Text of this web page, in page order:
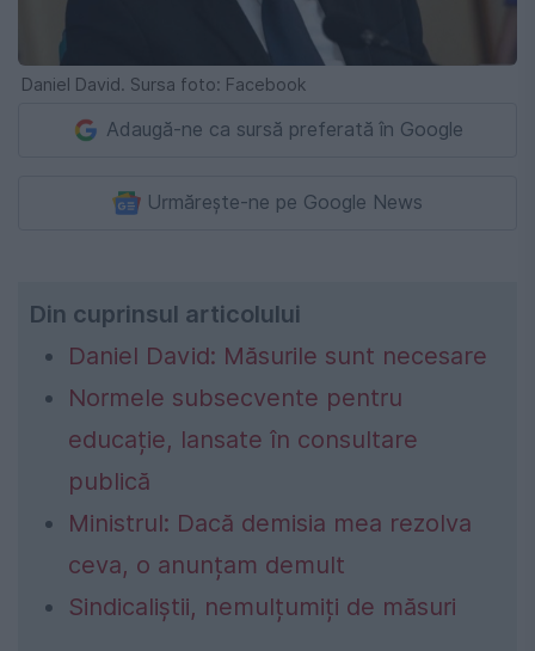
Daniel David. Sursa foto: Facebook
Adaugă-ne ca sursă preferată în Google
Urmărește-ne pe Google News
Din cuprinsul articolului
Daniel David: Măsurile sunt necesare
Normele subsecvente pentru
educație, lansate în consultare
publică
Ministrul: Dacă demisia mea rezolva
ceva, o anunțam demult
Sindicaliștii, nemulțumiți de măsuri